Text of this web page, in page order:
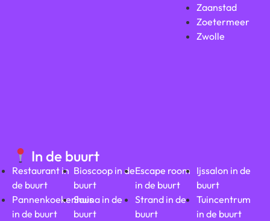
Zaanstad
Zoetermeer
Zwolle
In de buurt
Restaurant in
de buurt
Pannenkoekenhuis
in de buurt
Bioscoop in de
buurt
Sauna in de
buurt
Escape room
in de buurt
Strand in de
buurt
Ijssalon in de
buurt
Tuincentrum
in de buurt